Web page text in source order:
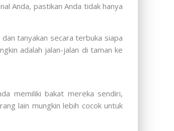
Anda, pastikan Anda tidak hanya
tanyakan secara terbuka siapa
adalah jalan-jalan di taman ke
memiliki bakat mereka sendiri,
lain mungkin lebih cocok untuk